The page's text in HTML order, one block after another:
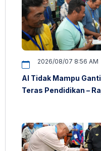
2026/08/07 8:56 AM
AI Tidak Mampu
Teras Pendidikan –